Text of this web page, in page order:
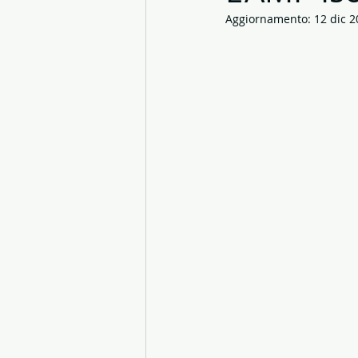
Diving Tremiti isole tremiti
Aggiornamento: 12 dic